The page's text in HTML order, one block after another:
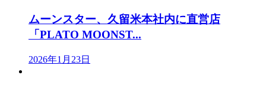
ムーンスター、久留米本社内に直営店
「PLATO MOONST...
2026年1月23日